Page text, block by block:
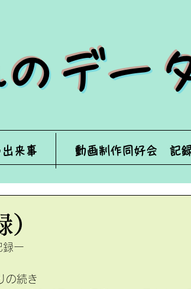
のデー
出来事 動画制作同好会 記
録ー
の続き